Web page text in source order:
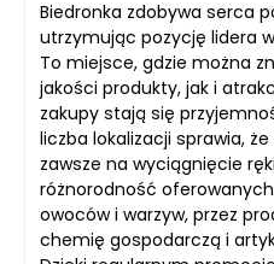
Biedronka zdobywa serca
utrzymując pozycję lidera
To miejsce, gdzie można
jakości produkty, jak i
zakupy stają się
liczba lokalizacji sprawia,
zawsze na wyciągnięcie
różnorodność
owoców i warzyw, przez
chemię gospodarczą i